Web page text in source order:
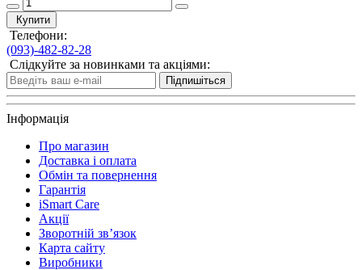
Купити
Телефони:
(093)-482-82-28
Слідкуйте за новинками та акціями:
Підпишіться
Інформація
Про магазин
Доставка і оплата
Обмін та повернення
Гарантія
iSmart Care
Акції
Зворотній зв’язок
Карта сайту
Виробники